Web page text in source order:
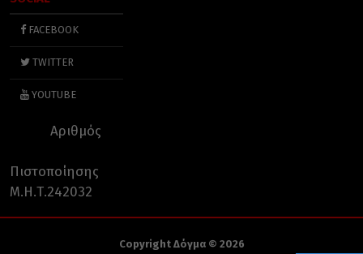
FACEBOOK
TWITTER
YOUTUBE
Αριθμός
Πιστοποίησης
Μ.Η.Τ.242032
Copyright Δόγμα © 2026